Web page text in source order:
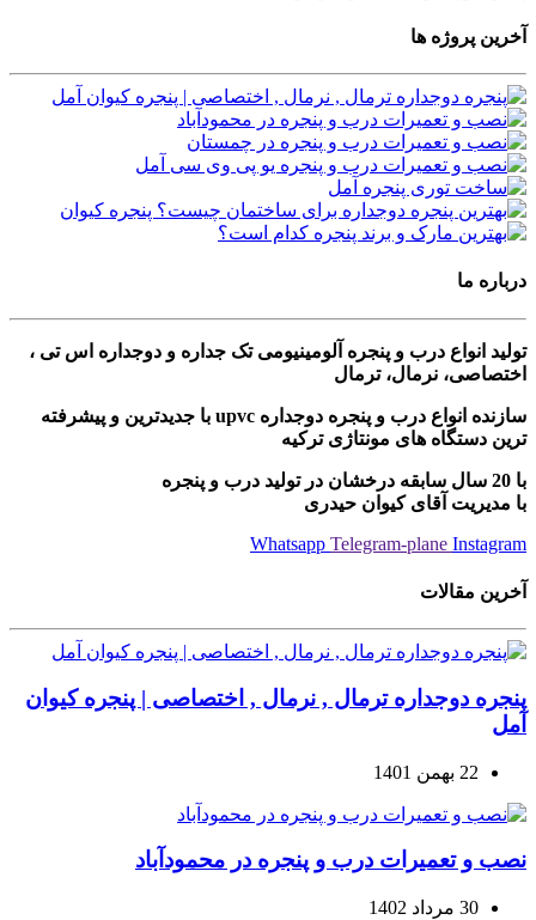
آخرین پروژه ها
درباره ما
تولید انواع درب و پنجره آلومینیومی تک جداره و دوجداره اس تی ،
اختصاصی، نرمال، ترمال
سازنده انواع درب و پنجره دوجداره upvc با جدیدترین و پیشرفته
ترین دستگاه های مونتاژی ترکیه
با 20 سال سابقه درخشان در تولید درب و پنجره
با مدیریت آقای کیوان حیدری
Whatsapp Telegram-plane Instagram
آخرین مقالات
پنجره دوجداره ترمال , نرمال , اختصاصی | پنجره کیوان
آمل
22 بهمن 1401
نصب و تعمیرات درب و پنجره در محمودآباد
30 مرداد 1402